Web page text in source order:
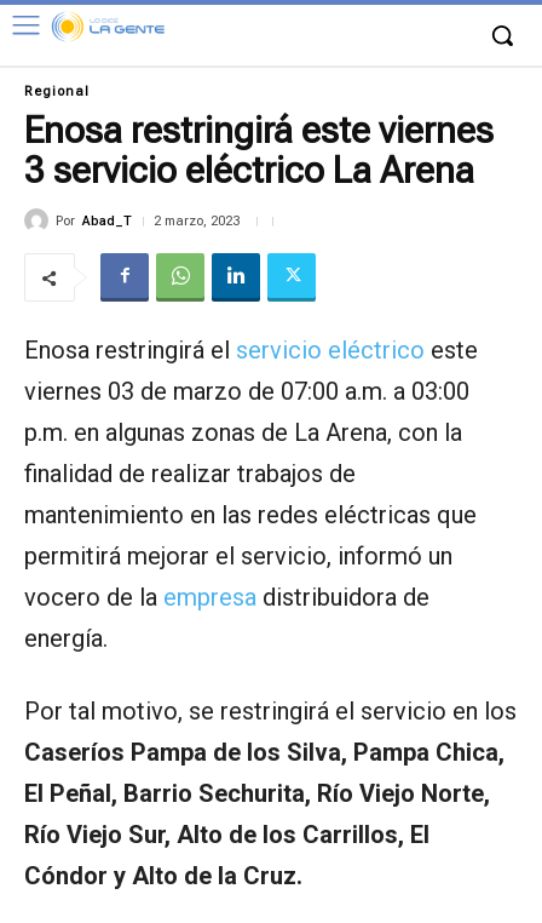
Regional
Enosa restringirá este viernes
3 servicio eléctrico La Arena
Por Abad_T 2 marzo, 2023
Enosa restringirá el servicio eléctrico este
viernes 03 de marzo de 07:00 a.m. a 03:00
p.m. en algunas zonas de La Arena, con la
finalidad de realizar trabajos de
mantenimiento en las redes eléctricas que
permitirá mejorar el servicio, informó un
vocero de la empresa distribuidora de
energía.
Por tal motivo, se restringirá el servicio en los
Caseríos Pampa de los Silva, Pampa Chica,
El Peñal, Barrio Sechurita, Río Viejo Norte,
Río Viejo Sur, Alto de los Carrillos, El
Cóndor y Alto de la Cruz.